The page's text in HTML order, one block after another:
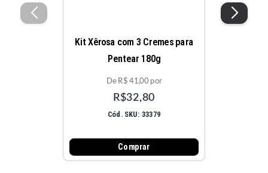
Kit Xêrosa com 3 Cremes para
Pentear 180g
De R$ 41,00 por
R$32,80
Cód. SKU: 33379
Comprar